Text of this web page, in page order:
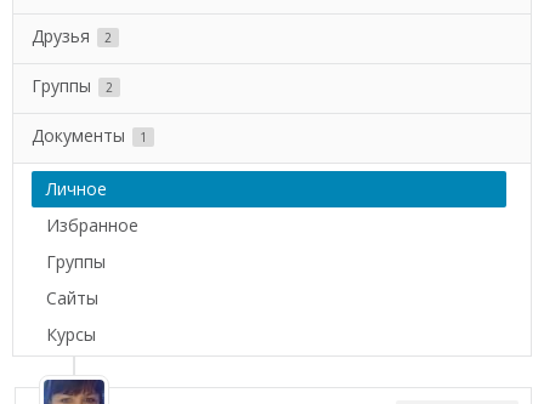
Друзья 2
Группы 2
Документы 1
Личное
Избранное
Группы
Сайты
Курсы